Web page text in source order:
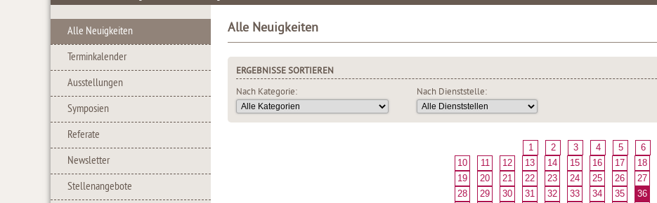
Alle Neuigkeiten
Terminkalender
Ausstellungen
Symposien
Referate
Newsletter
Stellenangebote
Alle Neuigkeiten
ERGEBNISSE SORTIEREN
Nach Kategorie:
Nach Dienststelle:
1 2 3 4 5 6
10
11 12 13 14 15 16 17
18
19
20 21 22 23 24 25 26
27
28
29 30 31 32 33 34 35
36